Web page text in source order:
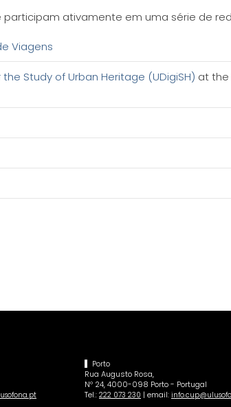
ativamente em uma série de
Viagens
Study of Urban Heritage (UDigiSH) at the
Porto
Rua Augusto Rosa,
Nº 24, 4000-098 Porto - Portugal
Tel.: 222 073 230 | email: